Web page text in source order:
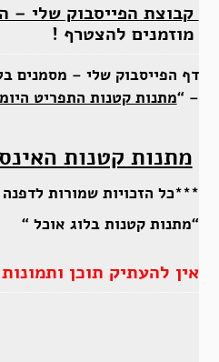
קבוצת הפייסבוק שלי –
מוזמנים להצטרף !
דף הפייסבוק שלי – מסמנים
– “מתנות קטנות התפריט
מתנות קטנות
***כל הזכויות שמורות
“מתנות קטנות בלוג אוכל “
אין להעתיק תוכן